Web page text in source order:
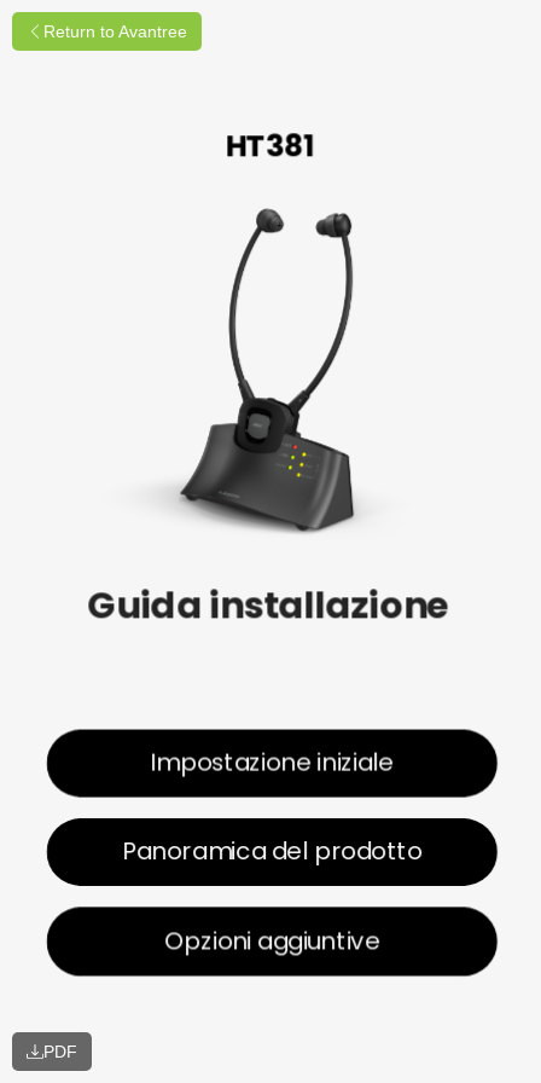
Return to Avantree
PDF
Panoramica del prodotto
Impostazione iniziale
Opzioni aggiuntive
HT381
Guida installazione